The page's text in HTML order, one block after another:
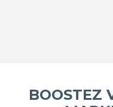
BOOSTEZ